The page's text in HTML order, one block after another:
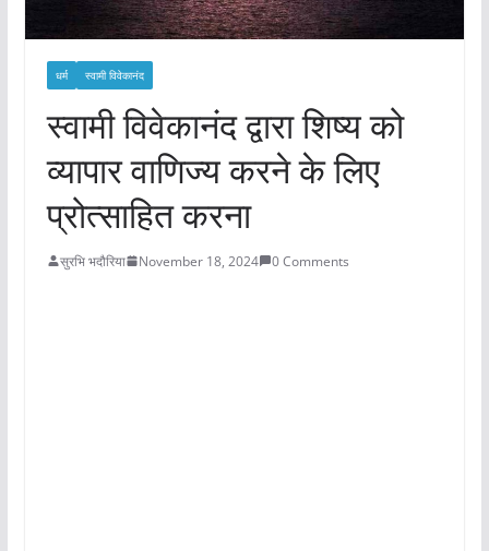
धर्म स्वामी विवेकानंद
स्वामी विवेकानंद द्वारा शिष्य को
व्यापार वाणिज्य करने के लिए
प्रोत्साहित करना
सुरभि भदौरिया November 18, 2024 0 Comments